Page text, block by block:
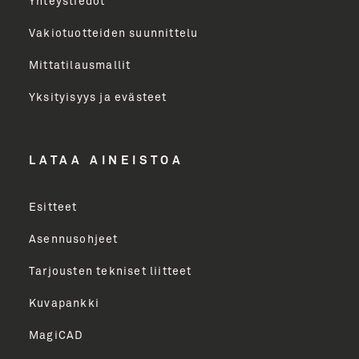
LÄHETÄ
Vakiotuotteiden suunnittelu
Mittatilausmallit
Yksityisyys ja evästeet
LATAA AINEISTOA
Esitteet
Asennusohjeet
Tarjousten tekniset liitteet
Kuvapankki
MagiCAD